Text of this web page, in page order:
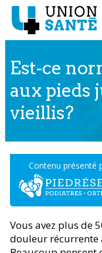
Est-ce
aux pieds
vieillis?
Contenu présenté
Vous avez plus de
douleur récurrente